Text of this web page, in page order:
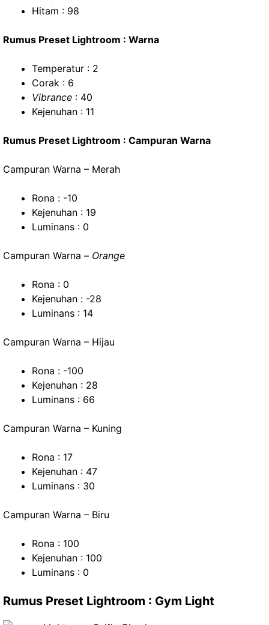
Hitam : 98
Rumus Preset Lightroom : Warna
Temperatur : 2
Corak : 6
Vibrance : 40
Kejenuhan : 11
Rumus Preset Lightroom : Campuran Warna
Campuran Warna – Merah
Rona : -10
Kejenuhan : 19
Luminans : 0
Campuran Warna – Orange
Rona : 0
Kejenuhan : -28
Luminans : 14
Campuran Warna – Hijau
Rona : -100
Kejenuhan : 28
Luminans : 66
Campuran Warna – Kuning
Rona : 17
Kejenuhan : 47
Luminans : 30
Campuran Warna – Biru
Rona : 100
Kejenuhan : 100
Luminans : 0
Rumus Preset Lightroom : Gym Light